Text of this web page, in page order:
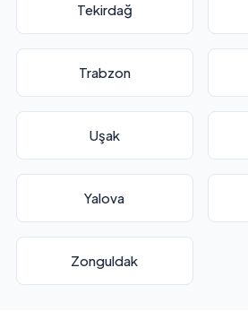
Tekirdağ
Trabzon
Uşak
Yalova
Zonguldak